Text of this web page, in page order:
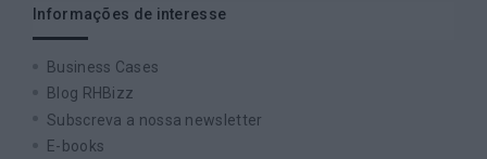
Informações de interesse
Business Cases
Blog RHBizz
Subscreva a nossa newsletter
E-books